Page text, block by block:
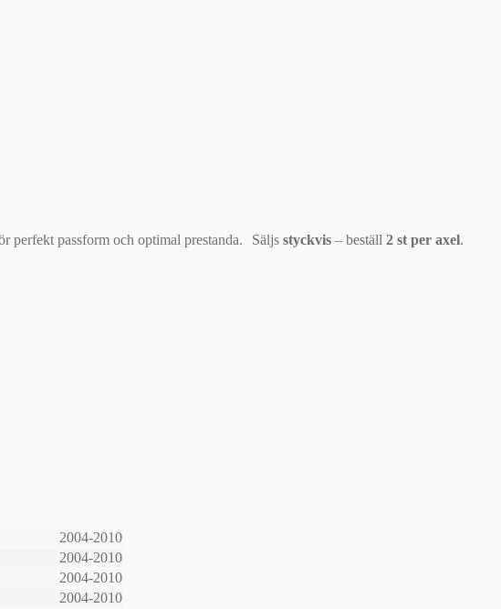
perfekt passform och optimal prestanda. Säljs styckvis – beställ 2 st per axel.
2004-2010
2004-2010
2004-2010
2004-2010